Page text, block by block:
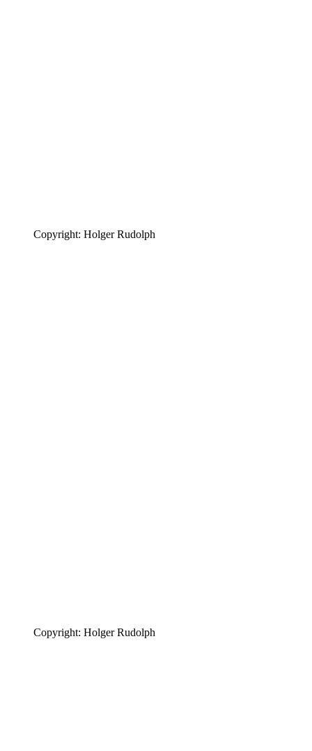
Copyright: Holger Rudolph
Copyright: Holger Rudolph